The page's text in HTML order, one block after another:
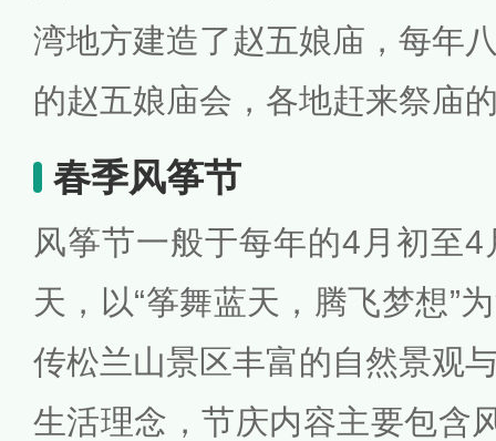
湾地方建造了赵五娘庙，每年
的赵五娘庙会，各地赶来祭庙
春季风筝节
风筝节一般于每年的4月初至
天，以“筝舞蓝天，腾飞梦想”
传松兰山景区丰富的自然景观
生活理念，节庆内容主要包含